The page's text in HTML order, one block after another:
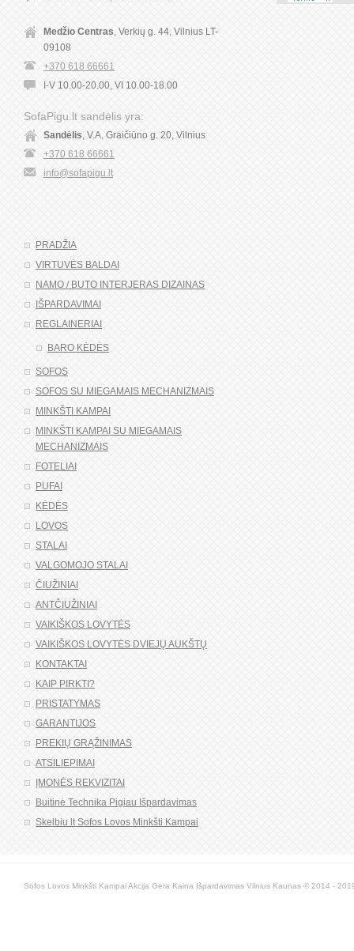
Medžio Centras, Verkių g. 44, Vilnius LT-
09108
+370 618 66661
I-V 10.00-20.00, VI 10.00-18.00
SofaPigu.lt sandėlis yra:
Sandėlis, V.A. Graičiūno g. 20, Vilnius
+370 618 66661
info@sofapigu.lt
PRADŽIA
VIRTUVĖS BALDAI
NAMO / BUTO INTERJERAS DIZAINAS
IŠPARDAVIMAI
REGLAINERIAI
BARO KĖDĖS
SOFOS
SOFOS SU MIEGAMAIS MECHANIZMAIS
MINKŠTI KAMPAI
MINKŠTI KAMPAI SU MIEGAMAIS
MECHANIZMAIS
FOTELIAI
PUFAI
KĖDĖS
LOVOS
STALAI
VALGOMOJO STALAI
ČIUŽINIAI
ANTČIUŽINIAI
VAIKIŠKOS LOVYTĖS
VAIKIŠKOS LOVYTĖS DVIEJŲ AUKŠTŲ
KONTAKTAI
KAIP PIRKTI?
PRISTATYMAS
GARANTIJOS
PREKIŲ GRĄŽINIMAS
ATSILIEPIMAI
ĮMONĖS REKVIZITAI
Buitinė Technika Pigiau Išpardavimas
Skelbiu lt Sofos Lovos Minkšti Kampai
Sofos Lovos Minkšti Kampai Akcija Gera Kaina Išpardavimas Vilnius Kaunas © 2014 -